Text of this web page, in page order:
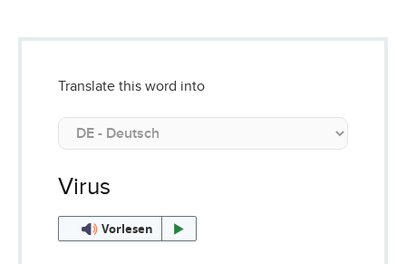
Translate this word into
Virus
Vorlesen